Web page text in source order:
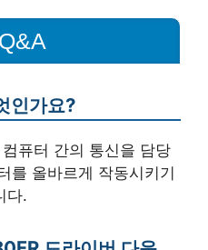
인가요?
퓨터 간의 통신을 담당
를 올바르게 작동시키기
다.